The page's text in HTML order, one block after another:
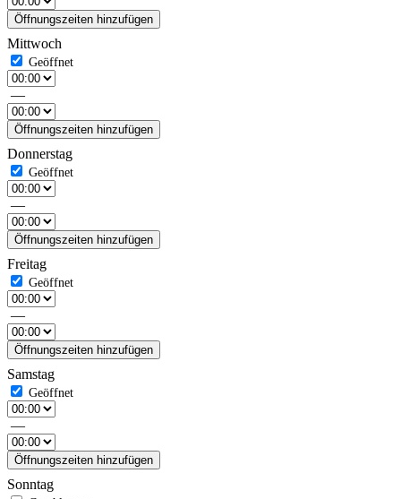
Öffnungszeiten hinzufügen
Mittwoch
—
Öffnungszeiten hinzufügen
Donnerstag
—
Öffnungszeiten hinzufügen
Freitag
—
Öffnungszeiten hinzufügen
Samstag
—
Öffnungszeiten hinzufügen
Sonntag